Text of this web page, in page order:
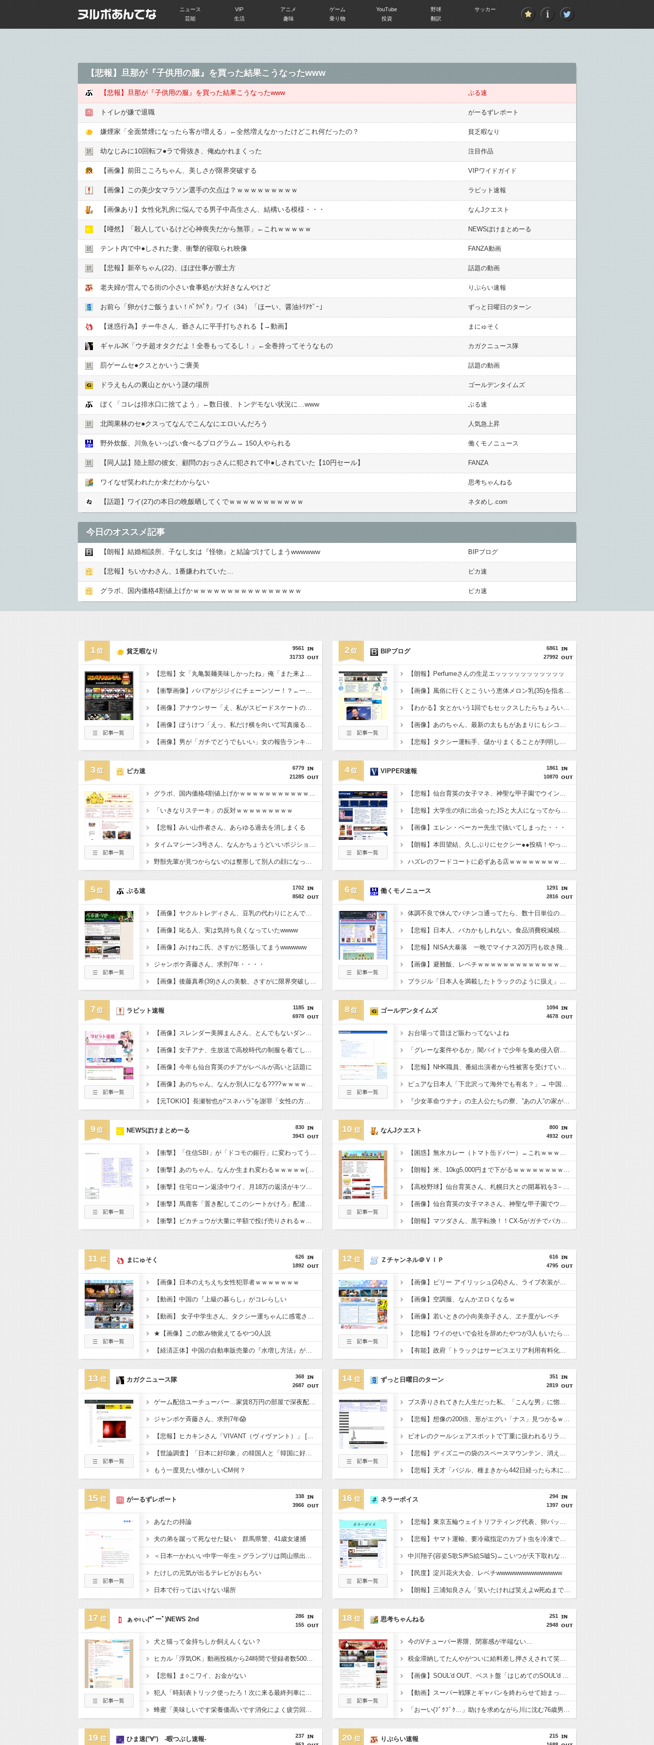
ニュース VIP アニメ ゲーム YouTube 野球
サッカー
芸能
生活 趣味 乗り物 投資 翻訳
【悲報】旦那が『子供用の服』を買った結果こうなったwww
【悲報】旦那が『子供用の服』を買った結果こうなったwww ぶる速
トイレが嫌で退職 がーるずレポート
嫌煙家「全面禁煙になったら客が増える」←全然増えなかったけどこれ何だったの？ 貧乏暇なり
幼なじみに10回転フ●︎ラで骨抜き、俺ぬかれまくった 注目作品
【画像】前田こころちゃん、美しさが限界突破する VIPワイドガイド
【画像】この美少女マラソン選手の欠点は？ｗｗｗｗｗｗｗｗｗ ラビット速報
【画像あり】女性化乳房に悩んでる男子中高生さん、結構いる模様・・・ なんJクエスト
【唖然】「殺人しているけど心神喪失だから無罪」←これｗｗｗｗｗ NEWSぽけまとめーる
テント内で中●︎しされた妻、衝撃的寝取られ映像 FANZA動画
【悲報】新卒ちゃん(22)、ほぼ仕事が膣土方 話題の動画
老夫婦が営んでる街の小さい食事処が大好きなんやけど りぷらい速報
お前ら「卵かけご飯うまい！ﾊﾟｸﾊﾟｸ」ワイ（34）「ほーい、醤油ﾄﾘｱｹﾞｰ」 ずっと日曜日のターン
【迷惑行為】チー牛さん、爺さんに平手打ちされる【→動画】 まにゅそく
ギャルJK「ウチ超オタクだよ！全巻もってるし！」←全巻持ってそうなもの カガクニュース隊
罰ゲームセ●︎クスとかいうご褒美 話題の動画
ドラえもんの裏山とかいう謎の場所 ゴールデンタイムズ
ぼく「コレは排水口に捨てよう」←数日後、トンデモない状況に…www ぶる速
北岡果林のセ●︎クスってなんでこんなにエロいんだろう 人気急上昇
野外炊飯、川魚をいっぱい食べるプログラム→ 150人やられる 働くモノニュース
【同人誌】陸上部の彼女、顧問のおっさんに犯されて中●︎しされていた【10円セール】 FANZA
ワイなぜ笑われたか未だわからない 思考ちゃんねる
【話題】ワイ(27)の本日の晩飯晒してくでｗｗｗｗｗｗｗｗｗｗｗ ネタめし.com
今日のオススメ記事
【朗報】結婚相談所、子なし女は『怪物』と結論づけてしまうwwwwww BIPブログ
【悲報】ちいかわさん、1番嫌われていた… ピカ速
グラボ、国内価格4割値上げかｗｗｗｗｗｗｗｗｗｗｗｗｗｗｗｗ ピカ速
1
9561
31733
貧乏暇なり
【悲報】女「丸亀製麺美味しかったね」俺「また来ようよ」店員「お会計2380円になりまーす」→その後『こう』なったんだが俺悪くないよな？？？？？？？？
【衝撃画像】ババアがジジイにチェーンソー！？←一体何があったんやコレw w w w w w w w w
【画像】アナウンサー「え、私がスピードスケートのピチピチユニフォーム着るんですか…？ﾑﾁｨ！！」←これはお前らに刺さるやろw w w w w w w w
【画像】ぼうけつ「えっ、私だけ横を向いて写真撮るんですか？！」→結果w w w w w w w w
【画像】男が「ガチでどうでもいい」女の報告ランキング、圧倒的第１位と言えば『コレ』w w w w w w w w w w
2
6861
27992
BIPブログ
【朗報】Perfumeさんの生足エッッッッッッッッッッッ
【画像】風俗に行くとこういう恵体メロン乳(35)を指名してしまう奴wwwww
【わかる】女とかいう1回でもセックスしたらちょろい生物wwwwww
【画像】あのちゃん、最新の太ももがあまりにもシコすぎる件
【悲報】タクシー運転手、儲かりまくることが判明してしまう
3
6779
21285
ピカ速
グラボ、国内価格4割値上げかｗｗｗｗｗｗｗｗｗｗｗｗｗｗｗｗ
「いきなりステーキ」の反対ｗｗｗｗｗｗｗｗｗ
【悲報】みい山作者さん、あらゆる過去を消しまくる
タイムマシーン3号さん、なんかちょうどいいポジションになる
野獣先輩が見つからないのは整形して別人の顔になっているから←これ
4
1861
10870
VIPPER速報
【悲報】仙台育英の女子マネ、神聖な甲子園でウインクをしてしまう
【悲報】大学生の頃に出会ったJSと大人になってから再会し結婚した男、大炎上してしまう
【画像】エレン・ベーカー先生で抜いてしまった・・・
【朗報】本田望結、久しぶりにセクシー●●投稿！やっぱり●●●●でかかった！
ハズレのフードコートに必ずある店ｗｗｗｗｗｗｗｗｗｗｗｗ
5
1702
8582
ぶる速
【画像】ヤクルトレディさん、豆乳の代わりにとんでもないものを販売してしまう
【画像】叱る人、実は気持ち良くなっていたwwww
【画像】みけねこ氏、さすがに怒張してまうwwwwww
ジャンポケ斉藤さん、求刑7年・・・・
【画像】後藤真希(39)さんの美貌、さすがに限界突破していたwww
6
1291
2816
働くモノニュース
体調不良で休んでパチンコ通ってたら、数十日単位の証拠写真撮られて会社クビになった
【悲報】日本人、バカかもしれない。食品消費税減税（8%→1%）に93.2%の国民が賛成してしまう
【悲報】NISA大暴落 一晩でマイナス20万円も吹き飛んだもよう
【画像】避難飯、レベチｗｗｗｗｗｗｗｗｗｗｗｗｗｗｗ
ブラジル「日本人を満載したトラックのように扱え」→ 差別として問題に→ 「一般的表現！」と弁明
7
1185
6978
ラビット速報
【画像】スレンダー美脚まんさん、とんでもないダンスを披露してしまうｗｗｗｗｗｗｗ
【画像】女子アナ、生放送で高校時代の制服を着てしまうｗｗｗｗｗｗｗｗｗｗｗｗｗｗｗ
【画像】今年も仙台育英のチアがレベルが高いと話題に
【画像】あのちゃん、なんか別人になる????ｗｗｗｗｗｗｗｗｗｗ
【元TOKIO】長瀬智也が“スネハラ”を謝罪「女性の方々に多大なる不快な思いを…」
8
1094
4678
ゴールデンタイムズ
お台場って昔ほど賑わってないよね
「グレーな案件やるか」闇バイトで少年を集め侵入窃盗を繰り返す 中学生含む7人を逮捕
【悲報】NHK職員、番組出演者から性被害を受けていたことが発覚
ピュアな日本人「下北沢って海外でも有名？」→ 中国人「何も知らない（早口）」
『少女革命ウテナ』の主人公たちの寮、”あの人”の家がモデルだった
9
830
3943
NEWSぽけまとめーる
【衝撃】「住信SBI」が「ドコモの銀行」に変わってうんざりしてるやつｗｗｗｗｗ
【衝撃】あのちゃん、なんか生まれ変わるｗｗｗｗｗ(※画像あり)
【衝撃】住宅ローン返済中ワイ、月18万の返済がキツすぎるｗｗｗｗｗ
【衝撃】馬鹿客「置き配してこのシートかけろ」配達員「????」→結果ｗｗｗｗｗ(※画像あり)
【衝撃】ピカチュウが大量に半額で投げ売りされるｗｗｗｗｗ(※画像あり)
10
800
4932
なんJクエスト
【困惑】無水カレー（トマト缶ドバー）←これｗｗｗｗｗｗｗｗｗｗ
【朗報】米、10kg5,000円まで下がるｗｗｗｗｗｗｗｗｗｗ
【高校野球】仙台育英さん、札幌日大との開幕戦を3－1で逃げ切るｗｗｗｗｗｗｗｗｗｗ
【画像】仙台育英の女子マネさん、神聖な甲子園でウインクをしてしまうｗｗｗｗｗｗｗｗｗｗ
【朗報】マツダさん、黒字転換！！CX-5がガチでバカ売れｗｗｗｗｗｗｗｗｗｗ
11
626
1892
まにゅそく
【画像】日本のえちえち女性犯罪者ｗｗｗｗｗｗｗ
【動画】中国の『上級の暮らし』がコレらしい
【動画】 女子中学生さん、タクシー運ちゃんに感電させられ死亡……
★【画像】この飲み物覚えてるやつ0人説
【経済正体】中国の自動車販売量の『水増し方法』がこちらｗｗｗｗｗｗｗｗ
12
616
4795
Ｚチャンネル＠ＶＩＰ
【画像】ビリー アイリッシュ(24)さん、ライブ衣装が〇ンスジくっきり過ぎて炎上ｗ
【画像】空調服、なんかヱロくなるｗ
【画像】若いときの小向美奈子さん、ヱチ度がレベチ
【悲報】ワイのせいで会社を辞めたやつが3人もいたらしい…
【有能】政府「トラックはサービスエリア利用有料化すればサボらず走るし流問題解決じゃね？」
13
368
2687
カガクニュース隊
ゲーム配信ユーチューバー…家賃8万円の部屋で深夜配信→管理会社から厳重注意されてお気持ち表明
ジャンポケ斉藤さん、求刑7年😱
【悲報】ヒカキンさん「VIVANT（ヴィヴァント）」 [143211586]
【世論調査】「日本に好印象」の韓国人と「韓国に好印象」の日本人の割合に大差がついてしまうｗｗｗｗ
もう一度見たい懐かしいCM何？
14
351
2819
ずっと日曜日のターン
ブス弄りされてきた人生だった私、「こんな男」に惚れてしまうｗｗｗｗｗｗ
【悲報】想像の200倍、形がエグい「ナス」見つかるｗｗｗｗｗｗｗｗ
ビオレのクールシェアスポットで丁重に扱われるリラックマがコチラｗｗｗｗｗ
【悲報】ディズニーの袋のスペースマウンテン、消える・・・・・
【悲報】天才「バジル、種まきから442日経ったら木になった」
15
338
3966
がーるずレポート
あなたの持論
夫の弟を蹴って死なせた疑い 群馬県警、41歳女逮捕
＜日本一かわいい中学一年生＞グランプリは岡山県出身・のの花さん 準グランプリは徳島県出身・つむぎさん
たけしの元気が出るテレビがおもろい
日本で行ってはいけない場所
16
294
1397
ネラーボイス
【悲報】東京五輪ウェイトリフティング代表、卵パックを盗んで逮捕wwwwwwww
【悲報】ヤマト運輸、要冷蔵指定のカブト虫を冷凍でお届けしてしまい無事死亡
中川翔子(容姿S歌S声S絵S嘘S)←こいつが天下取れなかった理由？
【民度】淀川花火大会、レベチwwwwwwwwwwwwwww
【朗報】三浦知良さん「笑いたければ笑えよw死ぬまで現役やるからw」
17
286
155
ぁゃιぃ(*ﾟーﾟ)NEWS 2nd
犬と猫って金持ちしか飼えんくない？
ヒカル「浮気OK」動画投稿から24時間で登録者数500万人割れ12万人減、コメント約４万件超
【悲報】ま○こワイ、お金がない
犯人「時刻表トリック使ったろ！次に来る最終列車に乗り継ぎすればアリバイ成立や！」
蜂蜜「美味しいです栄養価高いです消化によく疲労回復の効力もあります」←お前らが飲まない理由
18
251
2948
思考ちゃんねる
今のVチューバー界隈、閉塞感が半端ない…
税金滞納してたんやがついに給料差し押さえされて笑えん
【画像】SOUL'd OUT、ベスト盤「はじめてのSOUL'd OUT」をリリース！
【動画】スーパー戦隊とギャバンを終わらせて始まったよくわからん特撮、やっぱりダメそう
「おーい(ﾌﾞｸﾌﾞｸ…」助けを求めながら川に沈む76歳男性 意識不明の状態で発見されるも搬送先で死亡
19
237
ひま速(°∀°) -暇つぶし速報- 20
215
りぷらい速報